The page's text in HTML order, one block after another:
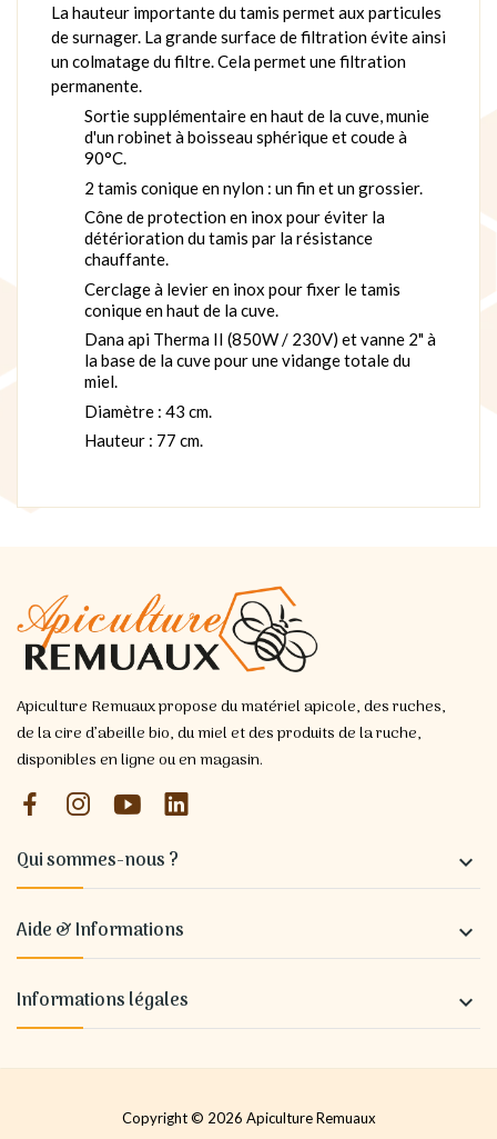
La hauteur importante du tamis permet aux particules
de surnager. La grande surface de filtration évite ainsi
un colmatage du filtre. Cela permet une filtration
permanente.
Sortie supplémentaire en haut de la cuve, munie
d'un robinet à boisseau sphérique et coude à
90°C.
2 tamis conique en nylon : un fin et un grossier.
Cône de protection en inox pour éviter la
détérioration du tamis par la résistance
chauffante.
Cerclage à levier en inox pour fixer le tamis
conique en haut de la cuve.
Dana api Therma II (850W / 230V) et vanne 2" à
la base de la cuve pour une vidange totale du
miel.
Diamètre : 43 cm.
Hauteur : 77 cm.
Apiculture Remuaux propose du matériel apicole, des ruches,
de la cire d’abeille bio, du miel et des produits de la ruche,
disponibles en ligne ou en magasin.
Qui sommes-nous ? 
Aide & Informations 
Informations légales 
Copyright © 2026 Apiculture Remuaux